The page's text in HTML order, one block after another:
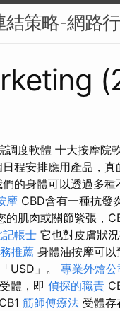
策略-網路
度軟體 十大按摩院
程安排應用產品，
的身體可以透過多種
摩 CBD含有一種抗發
的肌肉或關節緊張，
記帳士 它也對皮膚狀
推薦 身體油按摩可
USD」。 專業外燴公
體，即 偵探的職責
CB1 筋師傅療法 受體存